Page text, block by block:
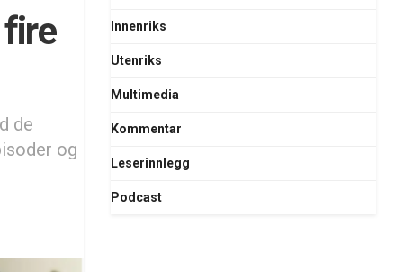
de
og
Innenriks
Utenriks
Multimedia
Kommentar
Leserinnlegg
Podcast